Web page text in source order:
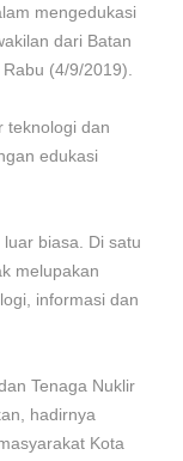
mengedukasi
dari Batan
(4/9/2019).
teknologi dan
edukasi
biasa. Di satu
melupakan
informasi dan
Tenaga Nuklir
hadirnya
Kota